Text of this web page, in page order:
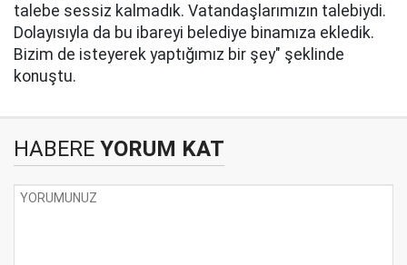
talebe sessiz kalmadık. Vatandaşlarımızın talebiydi.
Dolayısıyla da bu ibareyi belediye binamıza ekledik.
Bizim de isteyerek yaptığımız bir şey" şeklinde
konuştu.
HABERE YORUM KAT